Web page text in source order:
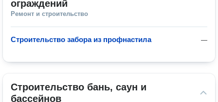
ограждений
Ремонт и строительство
—
Строительство забора из профнастила
Строительство бань, саун и
бассейнов